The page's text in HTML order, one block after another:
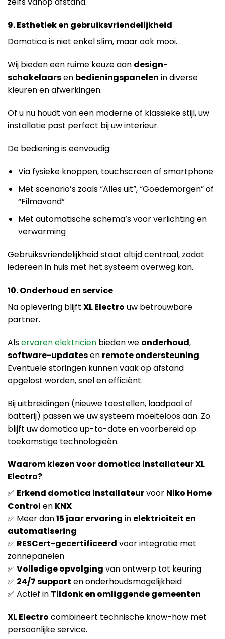
9. Esthetiek en gebruiksvriendelijkheid
Domotica is niet enkel slim, maar ook mooi.
Wij bieden een ruime keuze aan design-
schakelaarsen bedieningspanelen in diverse
kleuren en afwerkingen.
Of u nu houdt van een moderne of klassieke stijl, uw
installatie past perfect bij uw interieur.
De bediening is eenvoudig:
Via fysieke knoppen, touchscreen of smartphone
Met scenario’s zoals “Alles uit”, “Goedemorgen” of
“Filmavond”
Met automatische schema’s voor verlichting en
verwarming
Gebruiksvriendelijkheid staat altijd centraal, zodat
iedereen in huis met het systeem overweg kan.
10. Onderhoud en service
Na oplevering blijft XL Electro uw betrouwbare
partner.
Alservaren elektricien bieden we onderhoud,
software-updatesen remote ondersteuning.
Eventuele storingen kunnen vaak op afstand
opgelost worden, snel en efficiënt.
Bij uitbreidingen (nieuwe toestellen, laadpaal of
batterij) passen we uw systeem moeiteloos aan. Zo
blijft uw domotica up-to-date en voorbereid op
toekomstige technologieën.
Waarom kiezen voor domotica installateur XL
Electro?
✅ Erkend domotica installateurvoor Niko Home
Control en KNX
✅ Meer dan15 jaar ervaring in elektriciteit en
automatisering
✅ RESCert-gecertificeerd voor integratie met
zonnepanelen
✅ Volledige opvolging van ontwerp tot keuring
✅ 24/7 support en onderhoudsmogelijkheid
✅ Actief in Tildonk en omliggende gemeenten
XL Electro combineert technische know-how met
persoonlijke service.